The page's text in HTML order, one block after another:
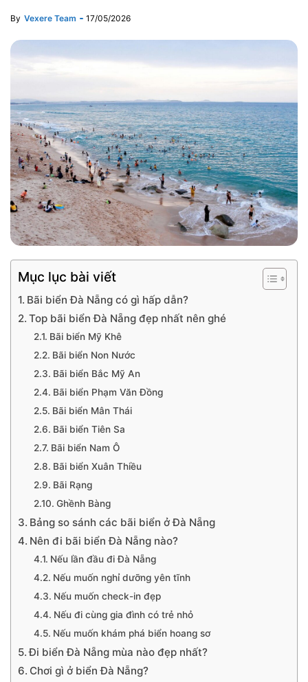
By Vexere Team 17/05/2026
Mục lục bài viết
Bãi biển Đà Nẵng có gì hấp dẫn?
Top bãi biển Đà Nẵng đẹp nhất nên ghé
Bãi biển Mỹ Khê
Bãi biển Non Nước
Bãi biển Bắc Mỹ An
Bãi biển Phạm Văn Đồng
Bãi biển Mân Thái
Bãi biển Tiên Sa
Bãi biển Nam Ô
Bãi biển Xuân Thiều
Bãi Rạng
Ghềnh Bàng
Bảng so sánh các bãi biển ở Đà Nẵng
Nên đi bãi biển Đà Nẵng nào?
Nếu lần đầu đi Đà Nẵng
Nếu muốn nghỉ dưỡng yên tĩnh
Nếu muốn check-in đẹp
Nếu đi cùng gia đình có trẻ nhỏ
Nếu muốn khám phá biển hoang sơ
Đi biển Đà Nẵng mùa nào đẹp nhất?
Chơi gì ở biển Đà Nẵng?